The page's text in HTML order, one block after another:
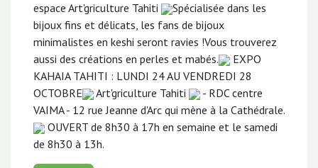
espace Art'griculture Tahiti
Spécialisée dans les
bijoux fins et délicats, les fans de bijoux
minimalistes en keshi seront ravies !Vous trouverez
aussi des créations en perles et mabés.
EXPO
KAHAIA TAHITI : LUNDI 24 AU VENDREDI 28
OCTOBRE
Art'griculture Tahiti
- RDC centre
VAIMA - 12 rue Jeanne d'Arc qui mène à la Cathédrale.
OUVERT de 8h30 à 17h en semaine et le samedi
de 8h30 à 13h.